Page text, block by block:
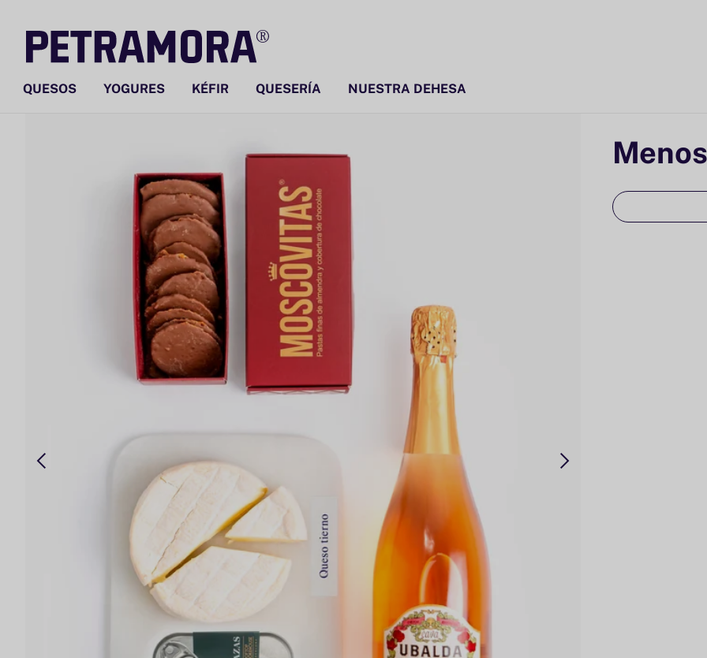
al contenido
QUESOS YOGURES KÉFIR QUESERÍA NUESTRA DEHESA